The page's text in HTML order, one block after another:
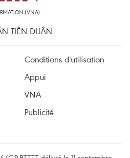
(VNA)
TIÊN DUÂN
Conditions d'utilisation
Appui
VNA
Publicité